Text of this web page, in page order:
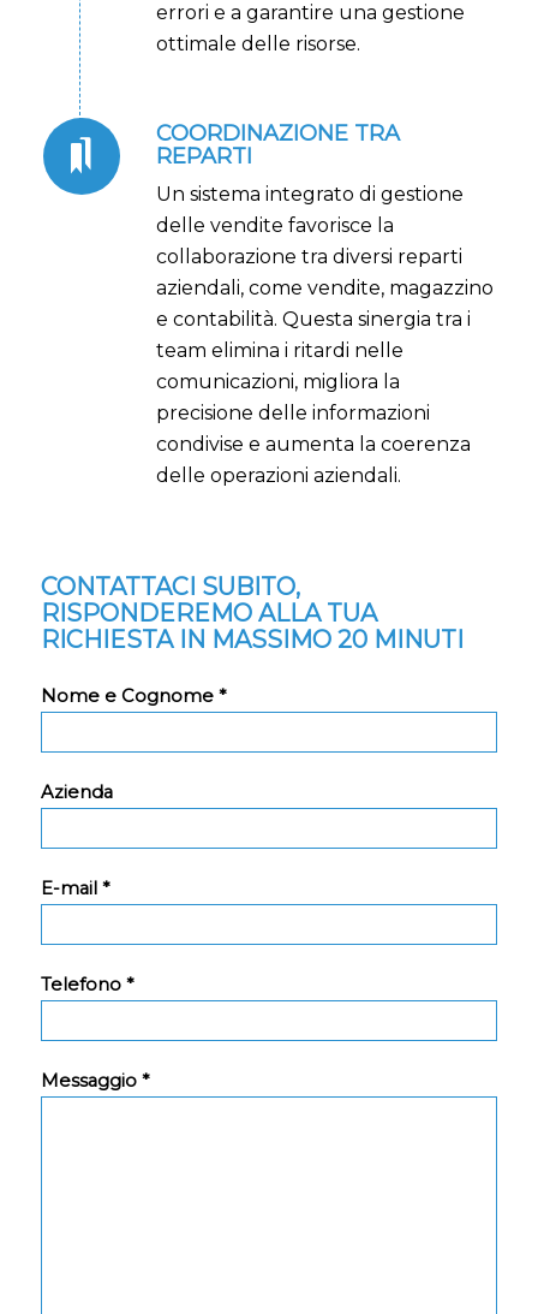
errori e a garantire una gestione
ottimale delle risorse.
COORDINAZIONE TRA
REPARTI
Un sistema integrato di gestione
delle vendite favorisce la
collaborazione tra diversi reparti
aziendali, come vendite, magazzino
e contabilità. Questa sinergia tra i
team elimina i ritardi nelle
comunicazioni, migliora la
precisione delle informazioni
condivise e aumenta la coerenza
delle operazioni aziendali.
CONTATTACI SUBITO,
RISPONDEREMO ALLA TUA
RICHIESTA IN MASSIMO 20 MINUTI
Nome e Cognome *
Azienda
E-mail *
Telefono *
Messaggio *